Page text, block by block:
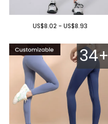
US$8.02 - US$8.93
34+